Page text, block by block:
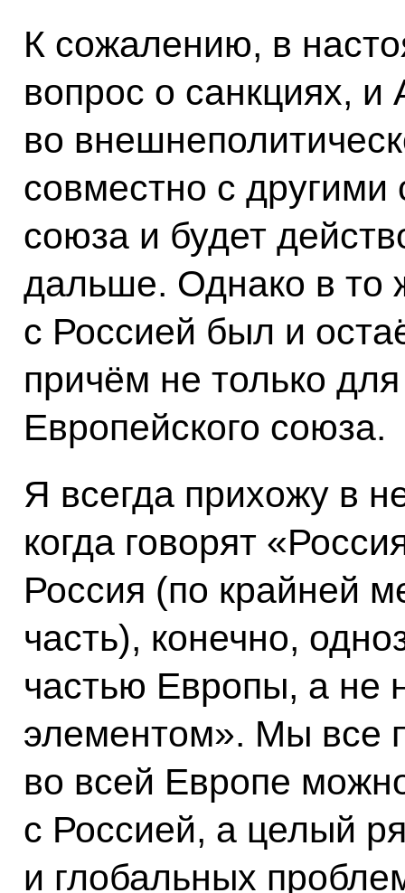
К сожалению, в
вопрос о санкциях, и
во
совместно с другими
союза и будет
дальше. Однако в то
с Россией был и
причём не только
Европейского союза.
Я всегда прихожу в
когда говорят
Россия (по крайней
часть), конечно,
частью Европы, а не
элементом». Мы все
во всей Европе
с Россией, а целый
и глобальных